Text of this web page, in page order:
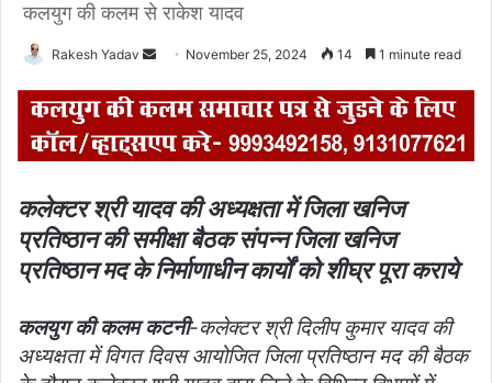
कलयुग की कलम से राकेश यादव
Rakesh Yadav
n
d
a
e
m
a
l
November 25, 2024 14 1 minute read
कलेक्टर श्री यादव की अध्यक्षता में जिला खनिज
प्रतिष्ठान की समीक्षा बैठक संपन्नजिला खनिज
प्रतिष्ठान मद के निर्माणाधीन कार्यों को शीघ्र पूरा कराये
कलयुग की कलम कटनी-कलेक्टर श्री दिलीप कुमार यादव की
अध्यक्षता में विगत दिवस आयोजित जिला प्रतिष्ठान मद की बैठक